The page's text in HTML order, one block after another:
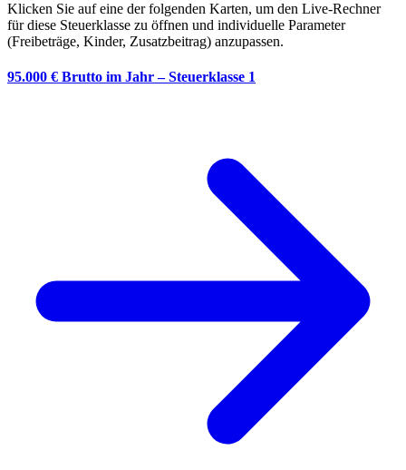
Klicken Sie auf eine der folgenden Karten, um den Live-Rechner
für diese Steuerklasse zu öffnen und individuelle Parameter
(Freibeträge, Kinder, Zusatzbeitrag) anzupassen.
95.000 € Brutto im Jahr – Steuerklasse 1